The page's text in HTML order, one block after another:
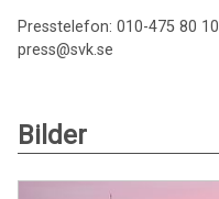
Presstelefon: 010-475 80 10
press@svk.se
Bilder